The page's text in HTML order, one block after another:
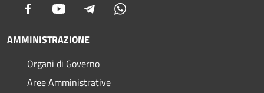
Facebook Youtube Telegram
AMMINISTRAZIONE
Organi di Governo
Aree Amministrative